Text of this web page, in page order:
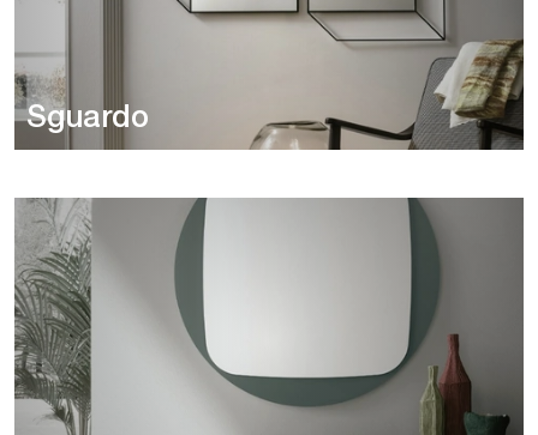
Sguardo